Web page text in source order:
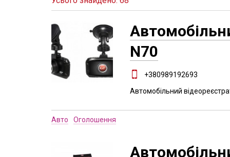
N70
+380989192693
Автомобільний
Авто Оголошення